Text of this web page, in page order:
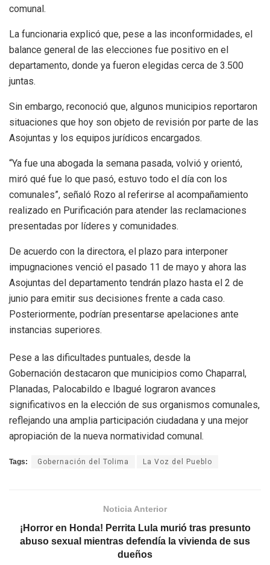
comunal.
La funcionaria explicó que, pese a las inconformidades, el
balance general de las elecciones fue positivo en el
departamento, donde ya fueron elegidas cerca de 3.500
juntas.
Sin embargo, reconoció que, algunos municipios reportaron
situaciones que hoy son objeto de revisión por parte de las
Asojuntas y los equipos jurídicos encargados.
“Ya fue una abogada la semana pasada, volvió y orientó,
miró qué fue lo que pasó, estuvo todo el día con los
comunales”, señaló Rozo al referirse al acompañamiento
realizado en Purificación para atender las reclamaciones
presentadas por líderes y comunidades.
De acuerdo con la directora, el plazo para interponer
impugnaciones venció el pasado 11 de mayo y ahora las
Asojuntas del departamento tendrán plazo hasta el 2 de
junio para emitir sus decisiones frente a cada caso.
Posteriormente, podrían presentarse apelaciones ante
instancias superiores.
Pese a las dificultades puntuales, desde la
Gobernación destacaron que municipios como Chaparral,
Planadas, Palocabildo e Ibagué lograron avances
significativos en la elección de sus organismos comunales,
reflejando una amplia participación ciudadana y una mejor
apropiación de la nueva normatividad comunal.
Tags: Gobernación del Tolima La Voz del Pueblo
Noticia Anterior
¡Horror en Honda! Perrita Lula murió tras presunto
abuso sexual mientras defendía la vivienda de sus
dueños